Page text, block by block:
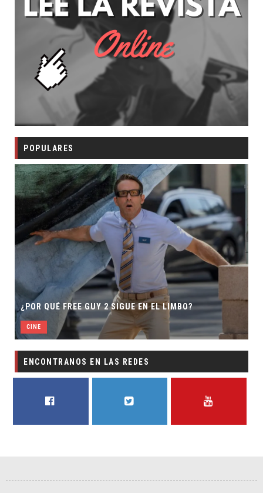
POPULARES
¿POR QUÉ FREE GUY 2 SIGUE EN EL LIMBO?
CINE
ENCONTRANOS EN LAS REDES